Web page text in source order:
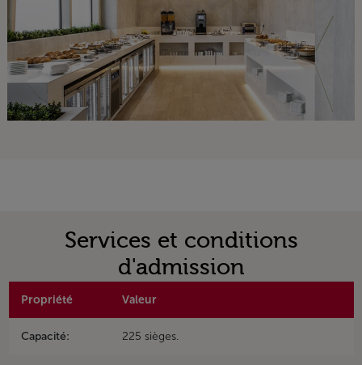
Services et conditions
d'admission
Propriété Valeur
Capacité: 225 sièges.